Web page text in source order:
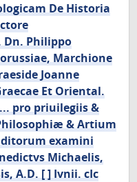
De Historia
Dn. Philippo
Marchione
Joanne
Et Oriental.
pro priuilegiis &
& Artium
examini
Michaelis,
A.D. [ ] Ivnii. cIc